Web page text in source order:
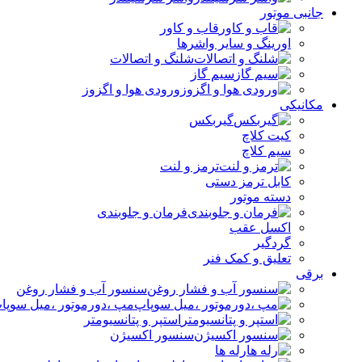
جانبی موتور
قاب و کاور
اورینگ و سایر واشرها
شلنگ و اتصالات
سیم گاز
ورودی هوا و اگزوز
مکانیکی
گیربکس
کیت کلاچ
سیم کلاچ
ترمز و لنت
کابل ترمز دستی
دسته موتور
فرمان و جلوبندی
اکسل عقب
گردگیر
تعلیق و کمک فنر
برقی
سنسور آب و فشار روغن
مپ ،دورموتور ،میل
استپر و پتانسیومتر
سنسور اکسیژن
رله ها